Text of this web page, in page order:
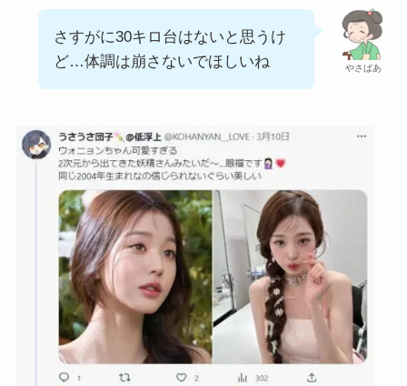
やさばあ
さすがに30キロ台はないと思うけ
ど…体調は崩さないでほしいね